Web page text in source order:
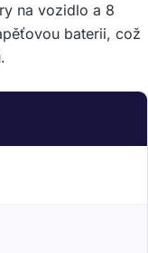
na vozidlo a 8
baterii, což